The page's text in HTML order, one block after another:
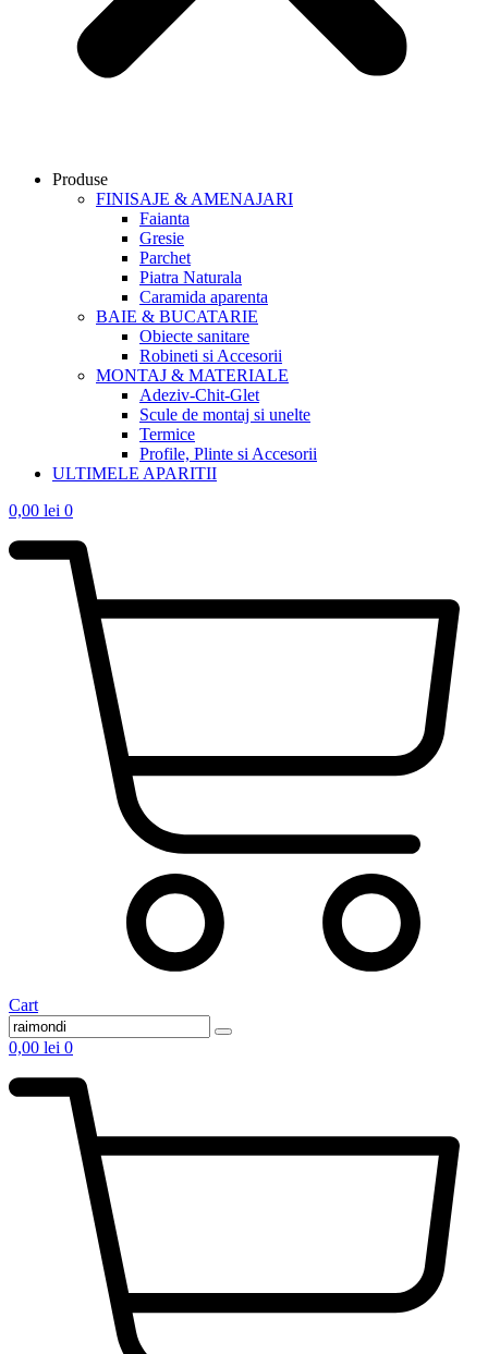
Produse
FINISAJE & AMENAJARI
Faianta
Gresie
Parchet
Piatra Naturala
Caramida aparenta
BAIE & BUCATARIE
Obiecte sanitare
Robineti si Accesorii
MONTAJ & MATERIALE
Adeziv-Chit-Glet
Scule de montaj si unelte
Termice
Profile, Plinte si Accesorii
ULTIMELE APARITII
0,00 lei 0
Cart
0,00 lei 0